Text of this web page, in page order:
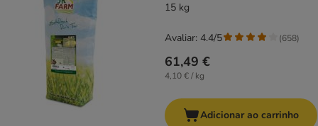
15 kg
61,49 €
4,10 € / kg
Avaliar: 4.4/5 (658)
Adicionar ao carrinho